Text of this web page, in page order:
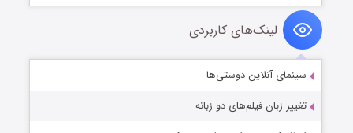
لینک‌های کاربردی
سینمای آنلاین دوستی‌ها
تغییر زبان فیلم‌های دو زبانه